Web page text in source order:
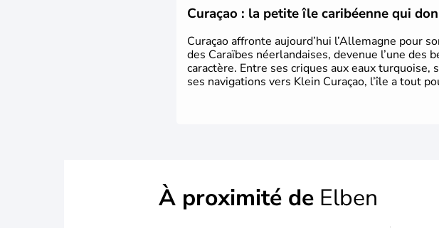
Curaçao : la petite île caribéenne qui
Curaçao affronte aujourd’hui l’Allemagne pour
des Caraïbes néerlandaises, devenue l’une
caractère. Entre ses criques aux eaux
ses navigations vers Klein Curaçao, l’île a tout
À proximité de Elben